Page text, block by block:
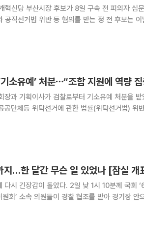
혁신당 부산시장 후보가 8일 구속 전 피의자 심
서 사실관계를
소유예’ 처분⋯“조합 지원에 역량
과 기획이사가 검찰로부터 기소유예 처분을 받
단체등 위탁선거에 관한 법률(위탁선거법) 위
분이다. 형사 절차를 거쳤
. 2일 낮 1시 10분께 국회 ‘6·3 지
회’ 소속 의원들이 경찰 협조를 받아 경기장 안
고성과 몸싸